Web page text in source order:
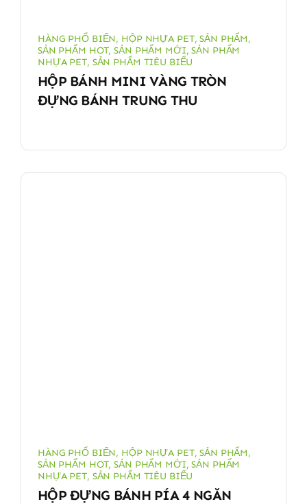
HÀNG PHỔ BIẾN, HỘP NHỰA PET,SẢN PHẨM,
SẢN PHẨM HOT,SẢN PHẨM MỚI,SẢN PHẨM
NHỰA PET, SẢN PHẨM TIÊU BIỂU
HỘP BÁNH MINI VÀNG TRÒN
ĐỰNG BÁNH TRUNG THU
HÀNG PHỔ BIẾN, HỘP NHỰA PET,SẢN PHẨM,
SẢN PHẨM HOT,SẢN PHẨM MỚI,SẢN PHẨM
NHỰA PET, SẢN PHẨM TIÊU BIỂU
HỘP ĐỰNG BÁNH PÍA 4 NGĂN